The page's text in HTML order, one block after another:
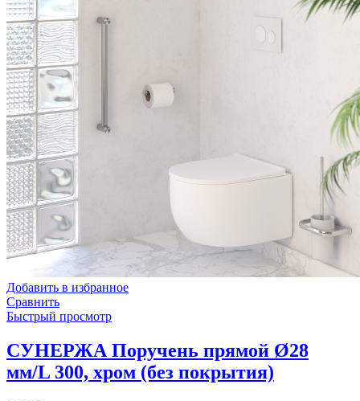
Добавить в избранное
Сравнить
Быстрый просмотр
СУНЕРЖА Поручень прямой Ø28
мм/L 300, хром (без покрытия)